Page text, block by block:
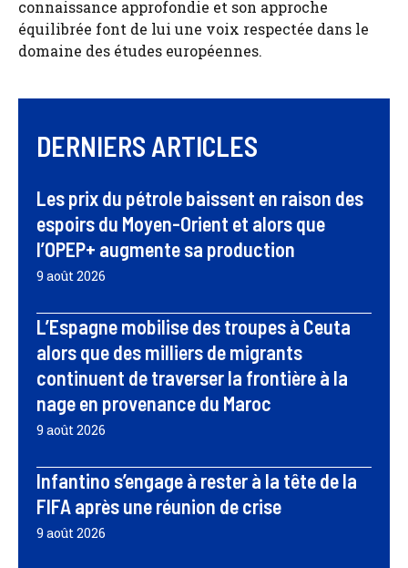
connaissance approfondie et son approche
équilibrée font de lui une voix respectée dans le
domaine des études européennes.
DERNIERS ARTICLES
Les prix du pétrole baissent en raison des
espoirs du Moyen-Orient et alors que
l’OPEP+ augmente sa production
9 août 2026
L’Espagne mobilise des troupes à Ceuta
alors que des milliers de migrants
continuent de traverser la frontière à la
nage en provenance du Maroc
9 août 2026
Infantino s’engage à rester à la tête de la
FIFA après une réunion de crise
9 août 2026